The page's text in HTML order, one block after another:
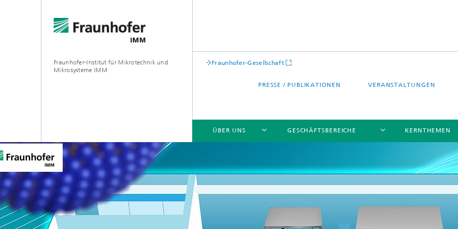
Fraunhofer-Institut für Mikrotechnik und
Mikrosysteme IMM
Fraunhofer-Gesellschaft
PRESSE / PUBLIKATIONEN VERANSTALTUNGEN
ÜBER UNS
ÜBER UNS
GESCHÄFTSBEREICHE
GESCHÄFTSBEREICHE
KERNTHEMEN
PROJEKTE